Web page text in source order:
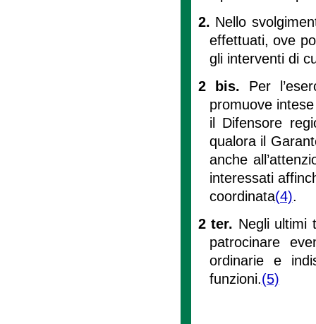
2. Nello
effettuati, ove
gli interventi di
2 bis. Per
promuove
il Difensore
qualora il
anche
interessati
coordinata(4).
2 ter. Negli ultimi
patrocinare
ordinarie e
funzioni.(5)